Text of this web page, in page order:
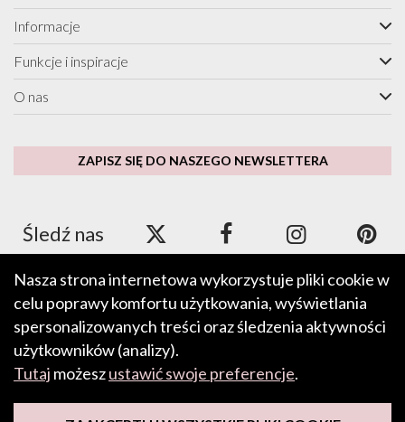
Informacje
Funkcje i inspiracje
O nas
ZAPISZ SIĘ DO NASZEGO NEWSLETTERA
Śledź nas
Akceptujemy płatności za pomocą Apple Pay, Google Pay, PayPal
oraz kart kredytowych i debetowych.
Nasza strona internetowa wykorzystuje pliki cookie w
celu poprawy komfortu użytkowania, wyświetlania
spersonalizowanych treści oraz śledzenia aktywności
użytkowników (analizy).
Tutaj możeszustawić swoje preferencje.